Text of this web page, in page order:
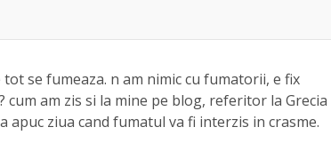
se fumeaza. n am nimic cu fumatorii, e fix
am zis si la mine pe blog, referitor la Grecia
apuc ziua cand fumatul va fi interzis in crasme.